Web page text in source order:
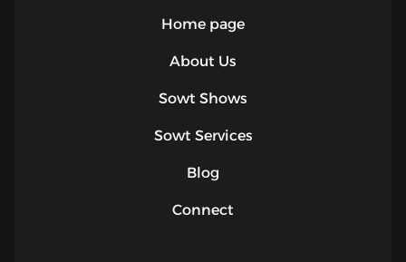
Home page
About Us
Sowt Shows
Sowt Services
Blog
Connect